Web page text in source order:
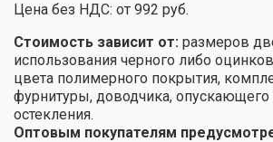
Цена без НДС: от 992 руб.
Стоимость зависит от: размеров
использования черного либо
цвета полимерного покрытия,
фурнитуры, доводчика, опускающего
остекления.
Оптовым покупателям